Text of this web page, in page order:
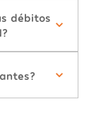
débitos